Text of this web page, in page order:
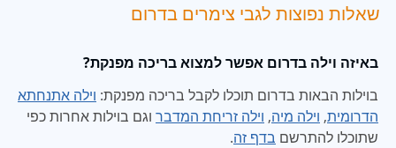
שאלות נפוצות לגבי צימרים בדרום
באיזה וילה בדרום אפשר למצוא בריכה מפנקת?
בוילות הבאות בדרום תוכלו לקבל בריכה מפנקת: וילה אתנחתא
הדרומית, וילה מיה, וילה זריחת המדבר וגם בוילות אחרות כפי
שתוכלו להתרשם בדף זה.